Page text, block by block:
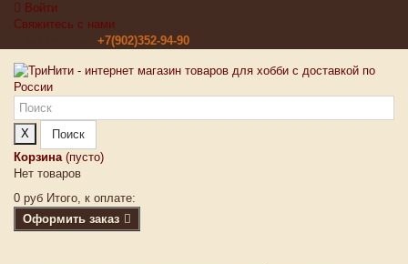
Войти
Свяжитесь с нами
+7(902)352-94-90
X
Поиск
Корзина (пусто)
Нет товаров
0 руб Итого, к оплате:
Оформить заказ